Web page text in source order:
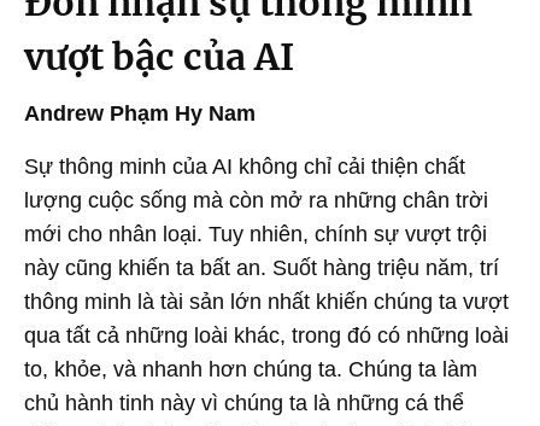
vượt bậc của AI
Andrew Phạm Hy Nam
Sự thông minh của AI không chỉ cải thiện chất
lượng cuộc sống mà còn mở ra những chân trời
mới cho nhân loại. Tuy nhiên, chính sự vượt trội
này cũng khiến ta bất an. Suốt hàng triệu năm, trí
thông minh là tài sản lớn nhất khiến chúng ta vượt
qua tất cả những loài khác, trong đó có những loài
to, khỏe, và nhanh hơn chúng ta. Chúng ta làm
chủ hành tinh này vì chúng ta là những cá thể